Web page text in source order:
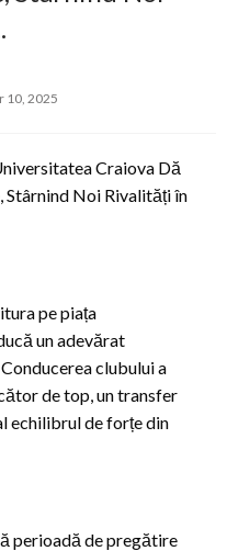
10, 2025
Craiova Dă
Stârnind Noi Rivalități în
pe piața
un adevărat
clubului a
de top, un transfer
echilibrul de forțe din
perioadă de pregătire